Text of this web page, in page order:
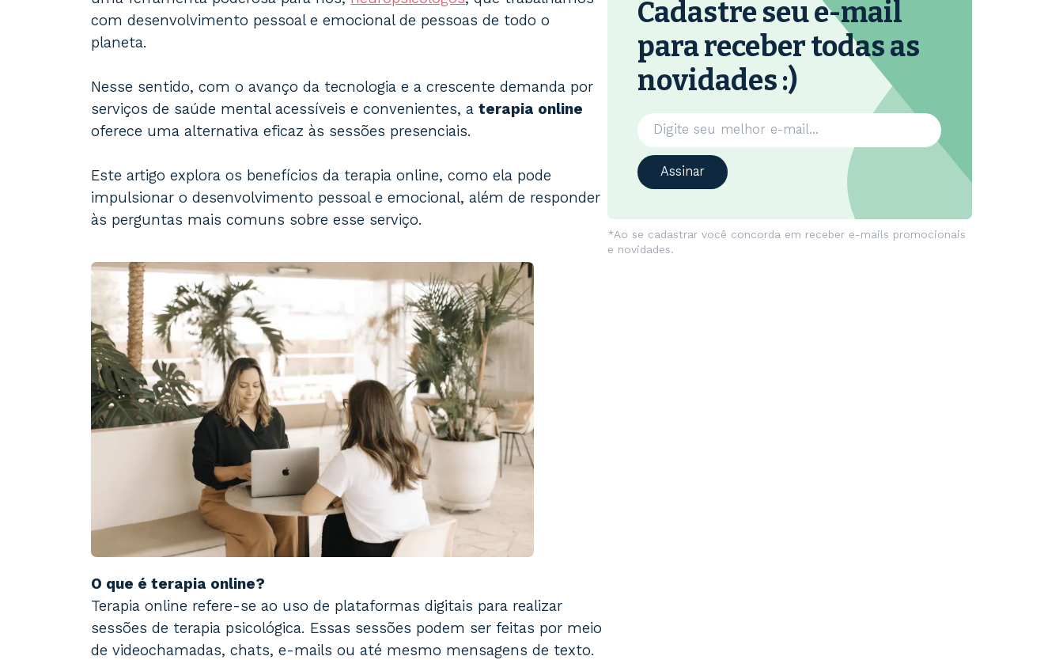
com desenvolvimento pessoal e emocional de pessoas de todo o
planeta.
Nesse sentido, com o avanço da tecnologia e a crescente demanda por
serviços de saúde mental acessíveis e convenientes, aterapia online
oferece uma alternativa eficaz às sessões presenciais.
Este artigo explora os benefícios da terapia online, como ela pode
impulsionar o desenvolvimento pessoal e emocional, além de responder
às perguntas mais comuns sobre esse serviço.
O que é terapia online?
Terapia online refere-se ao uso de plataformas digitais para realizar
sessões de terapia psicológica. Essas sessões podem ser feitas por meio
de videochamadas, chats, e-mails ou até mesmo mensagens de texto.
Cadastre seu e-mail
para receber todas as
novidades :)
Assinar
*Ao se cadastrar você concorda em receber e-mails promocionais
e novidades.